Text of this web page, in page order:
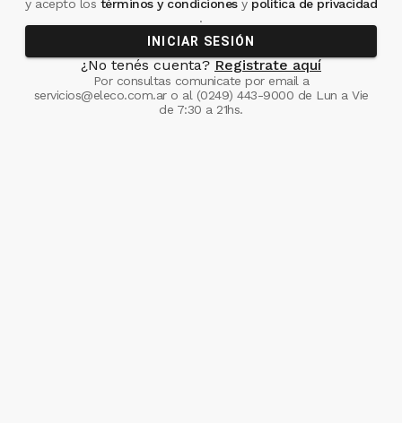
y acepto los términos y condiciones ypolítica de privacidad
.
INICIAR SESIÓN
¿No tenés cuenta? Registrate aquí
Por consultas comunicate por email a
servicios@eleco.com.aro al (0249) 443-9000 de Lun a Vie
de 7:30 a 21hs.